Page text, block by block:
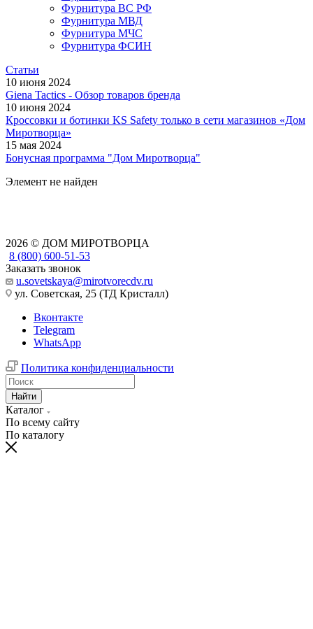
Фурнитура ВС РФ
Фурнитура МВД
Фурнитура МЧС
Фурнитура ФСИН
Статьи
10 июня 2024
Giena Tactics - Обзор товаров бренда
10 июня 2024
Кроссовки и ботинки KS Safety только в сети магазинов «Дом
Миротворца»
15 мая 2024
Бонусная программа "Дом Миротворца"
Элемент не найден
2026 © ДОМ МИРОТВОРЦА
8 (800) 600-51-53
Заказать звонок
u.sovetskaya@mirotvorecdv.ru
ул. Советская, 25 (ТД Кристалл)
Вконтакте
Telegram
WhatsApp
Политика конфиденциальности
Найти
Каталог
По всему сайту
По каталогу